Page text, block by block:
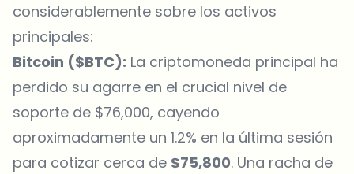
considerablemente sobre los activos
principales:
Bitcoin ($BTC): La criptomoneda principal ha
perdido su agarre en el crucial nivel de
soporte de $76,000, cayendo
aproximadamente un 1.2% en la última sesión
para cotizar cerca de $75,800. Una racha de